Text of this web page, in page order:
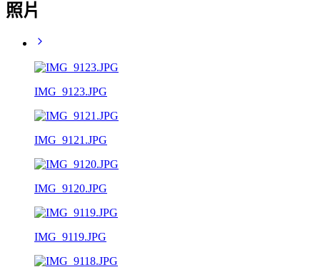
照片
IMG_9123.JPG
IMG_9121.JPG
IMG_9120.JPG
IMG_9119.JPG